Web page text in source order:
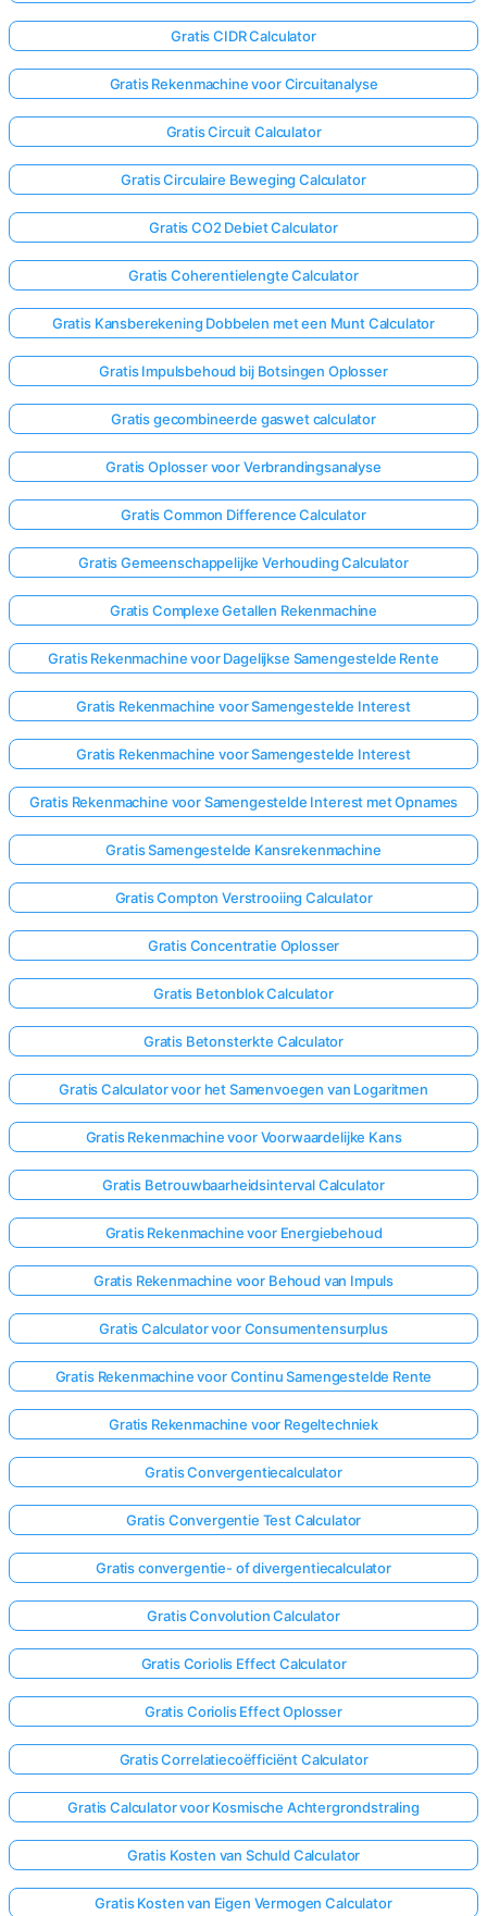
Log
Gratis CIDR Calculator
Gratis Rekenmachine voor Circuitanalyse
Gratis Circuit Calculator
Gratis Circulaire Beweging Calculator
Gratis CO2 Debiet Calculator
Gratis Coherentielengte Calculator
Gratis Kansberekening Dobbelen met een Munt Calculator
Gratis Impulsbehoud bij Botsingen Oplosser
Gratis gecombineerde gaswet calculator
Gratis Oplosser voor Verbrandingsanalyse
Gratis Common Difference Calculator
Gratis Gemeenschappelijke Verhouding Calculator
Gratis Complexe Getallen Rekenmachine
Gratis Rekenmachine voor Dagelijkse Samengestelde Rente
Gratis Rekenmachine voor Samengestelde Interest
Gratis Rekenmachine voor Samengestelde Interest
Gratis Rekenmachine voor Samengestelde Interest met Opnames
Gratis Samengestelde Kansrekenmachine
Gratis Compton Verstrooiing Calculator
Gratis Concentratie Oplosser
Gratis Betonblok Calculator
Gratis Betonsterkte Calculator
Gratis Calculator voor het Samenvoegen van Logaritmen
Gratis Rekenmachine voor Voorwaardelijke Kans
Gratis Betrouwbaarheidsinterval Calculator
Gratis Rekenmachine voor Energiebehoud
Gratis Rekenmachine voor Behoud van Impuls
Gratis Calculator voor Consumentensurplus
Gratis Rekenmachine voor Continu Samengestelde Rente
Gratis Rekenmachine voor Regeltechniek
Gratis Convergentiecalculator
Gratis Convergentie Test Calculator
Gratis convergentie- of divergentiecalculator
Gratis Convolution Calculator
Gratis Coriolis Effect Calculator
Gratis Coriolis Effect Oplosser
Gratis Correlatiecoëfficiënt Calculator
Gratis Calculator voor Kosmische Achtergrondstraling
Gratis Kosten van Schuld Calculator
Gratis Kosten van Eigen Vermogen Calculator